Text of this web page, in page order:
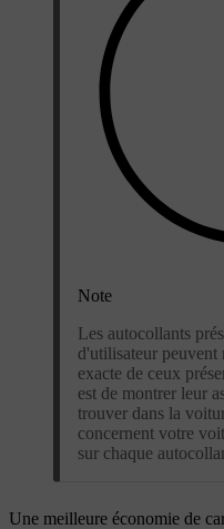
Note
Les autocollants
d'utilisateur peuvent
exacte de ceux
est de montrer leur
trouver dans la
concernent votre
sur chaque
Une meilleure économie de